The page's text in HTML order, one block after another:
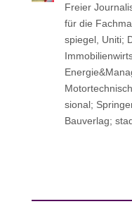
Freier
für die
spie­gel, Uniti;
sio­nal;
Bau­ver­lag;